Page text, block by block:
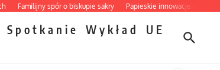
Familijny spór o biskupie sakry Papieskie innowacje w
Spotkanie Wykład
UE